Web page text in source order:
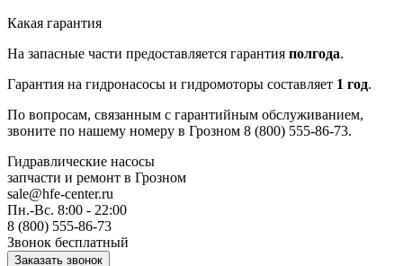
Какая гарантия
На запасные части предоставляется гарантия полгода.
Гарантия на гидронасосы и гидромоторы составляет 1 год.
По вопросам, связанным с гарантийным обслуживанием,
звоните по нашему номеру в Грозном 8 (800) 555-86-73.
Гидравлические насосы
запчасти и ремонт в Грозном
sale@hfe-center.ru
Пн.-Вс. 8:00 - 22:00
8 (800) 555-86-73
Звонок бесплатный